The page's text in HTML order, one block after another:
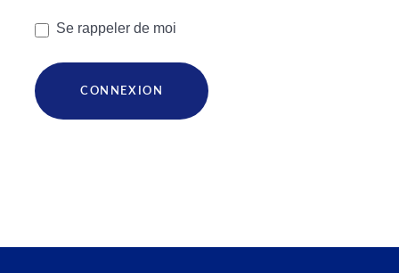
Se rappeler de moi
CONNEXION